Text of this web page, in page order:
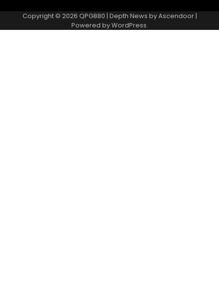
Copyright © 2026 QPG880 | Depth News byAscendoor|
Powered byWordPress.